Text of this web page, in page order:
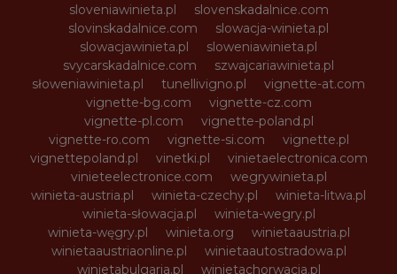
sloveniawinieta.pl
slovenskadalnice.com
slovinskadalnice.com
slowacja-winieta.pl
slowacjawinieta.pl
sloweniawinieta.pl
svycarskadalnice.com
szwajcariawinieta.pl
słoweniawinieta.pl
tunellivigno.pl
vignette-at.com
vignette-bg.com
vignette-cz.com
vignette-pl.com
vignette-poland.pl
vignette-ro.com
vignette-si.com
vignette.pl
vignettepoland.pl
vinetki.pl
vinietaelectronica.com
vinieteelectronice.com
wegrywinieta.pl
winieta-austria.pl
winieta-czechy.pl
winieta-litwa.pl
winieta-słowacja.pl
winieta-wegry.pl
winieta-węgry.pl
winieta.org
winietaaustria.pl
winietaaustriaonline.pl
winietaautostradowa.pl
winietabulgaria.pl
winietachorwacja.pl